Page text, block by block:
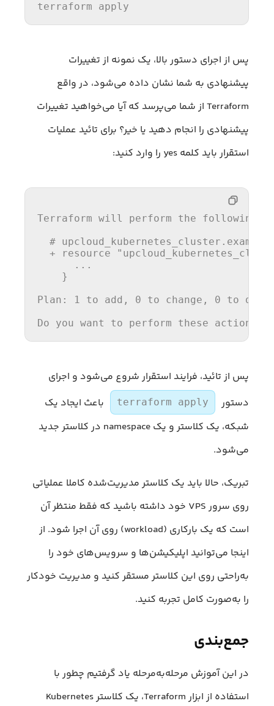
terraform apply
پس از اجرای دستور بالا، یک نمونه از تغییرات
پیشنهادی به شما نشان داده می‌شود، در واقع
Terraform از شما می‌پرسد که آیا می‌خواهید تغییرات
پیشنهادی را انجام دهید یا خیر؟ برای تائید عملیات
استقرار باید کلمه yes را وارد کنید:
Terraform will perform the following
#
  + resource
      ...
    }
Plan:
1 to add , 0 to change , 0 to
Do you want to perform these actions?
پس از تائید، فرایند استقرار شروع می‌شود و اجرای
دستور
terraform apply
باعث ایجاد یک
شبکه، یک کلاستر و یک namespace در کلاستر جدید
می‌شود.
تبریک، حالا باید یک کلاستر مدیریت‌شده کاملا عملیاتی
روی سرور VPS خود داشته باشید که فقط منتظر آن
است که یک بارکاری (workload) روی آن اجرا شود. از
اینجا می‎‌توانید اپلیکیشن‌ها و سرویس‌های خود را
به‌راحتی روی این کلاستر مستقر کنید و مدیریت خودکار
را به‌صورت کامل تجربه کنید.
جمع‌بندی
در این آموزش مرحله‌به‌مرحله یاد گرفتیم چطور با
استفاده از ابزار Terraform، یک کلاستر Kubernetes